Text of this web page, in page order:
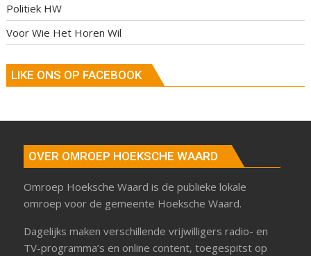
Politiek HW
Voor Wie Het Horen Wil
LIKE ONS OP FACEBOOK
OVER OMROEP HOEKSCHE WAARD
Omroep Hoeksche Waard is de publieke lokale
omroep voor de gemeente Hoeksche Waard.
Dagelijks maken verschillende vrijwilligers radio- en
TV-programma’s en online content, toegespitst op